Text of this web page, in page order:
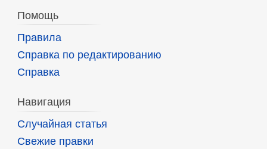
Помощь
Правила
Справка по редактированию
Справка
Навигация
Случайная статья
Свежие правки